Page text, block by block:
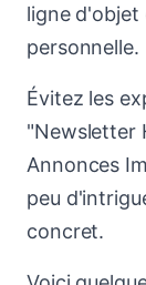
ligne d'objet
personnelle.
Évitez les
"Newsletter
Annonces
peu
concret.